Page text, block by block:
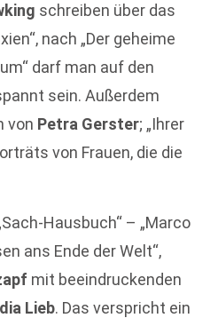
schreiben über das
nach „Der geheime
darf man auf den
sein. Außerdem
von Petra Gerster; „Ihrer
von Frauen, die die
Hausbuch“ – „Marco
ans Ende der Welt“,
mit beeindruckenden
Lieb. Das verspricht ein